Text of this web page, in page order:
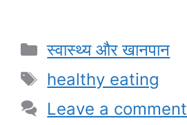
Categories
स्वास्थ्य और खानपान
Tags
healthy eating
Leave a comment